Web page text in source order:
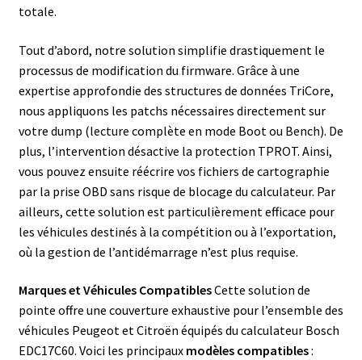
totale.
Tout d’abord, notre solution simplifie drastiquement le
processus de modification du firmware. Grâce à une
expertise approfondie des structures de données TriCore,
nous appliquons les patchs nécessaires directement sur
votre dump (lecture complète en mode Boot ou Bench). De
plus, l’intervention désactive la protection TPROT. Ainsi,
vous pouvez ensuite réécrire vos fichiers de cartographie
par la prise OBD sans risque de blocage du calculateur. Par
ailleurs, cette solution est particulièrement efficace pour
les véhicules destinés à la compétition ou à l’exportation,
où la gestion de l’antidémarrage n’est plus requise.
Marques et Véhicules CompatiblesCette solution de
pointe offre une couverture exhaustive pour l’ensemble des
véhicules Peugeot et Citroën équipés du calculateur Bosch
EDC17C60. Voici les principaux modèles compatibles: